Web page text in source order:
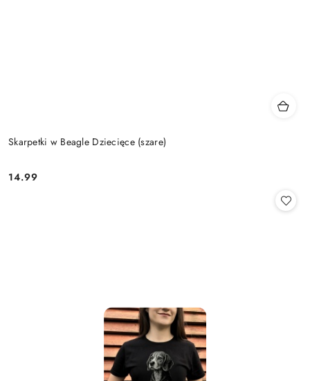
Skarpetki w Beagle Dziecięce (szare)
Cena:
14.99